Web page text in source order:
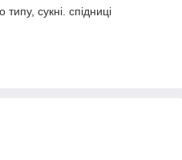
сукні. спідниці